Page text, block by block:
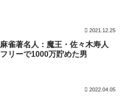
2021.12.25
麻雀著名人：魔王・佐々木寿人
フリーで1000万貯めた男
2022.04.05